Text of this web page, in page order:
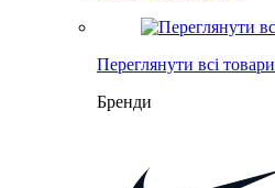
Переглянути всі товари
Бренди